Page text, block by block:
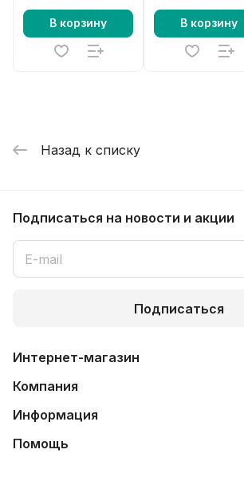
В корзину В корзину
Назад к списку
Подписаться на новости и акции
Подписаться
Интернет-магазин
Компания
Информация
Помощь